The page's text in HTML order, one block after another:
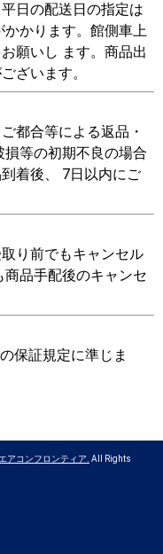
日の配送日の指定は
かります。館側車上
願いし ます。商品出
ざいます。
都合等による返品・
等の初期不良の場合
着後、 7日以内にご
り前でもキャンセル
品手配後のキャンセ
保証規定に準じま
アコンフロンティア. All Rights